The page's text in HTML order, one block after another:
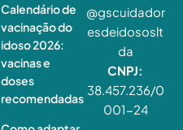
Calendário de
vacinação do
idoso 2026:
vacinas e
doses
recomendadas
@gscuidador
esdeidososlt
da
CNPJ:
38.457.236/0
001-24